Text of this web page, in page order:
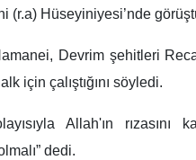
(r.a) Hüseyiniyesi’nde
Devrim şehitleri
için çalıştığını söyledi.
Allah'ın rızasını
dedi.